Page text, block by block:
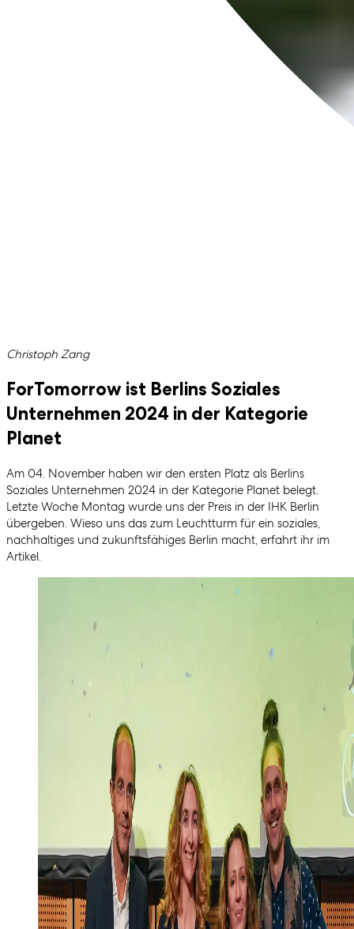
Geschrieben von
Christoph Zang
ForTomorrow ist Berlins Soziales
Unternehmen 2024 in der Kategorie
Planet
Am 04. November haben wir den ersten Platz als Berlins
Soziales Unternehmen 2024 in der Kategorie Planet belegt.
Letzte Woche Montag wurde uns der Preis in der IHK Berlin
übergeben. Wieso uns das zum Leuchtturm für ein soziales,
nachhaltiges und zukunftsfähiges Berlin macht, erfahrt ihr im
Artikel.